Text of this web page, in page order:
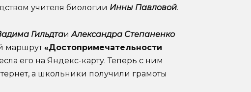
учителя биологии Инны Павловой.
Гильдтаи Александра Степаненко
маршрут«Достопримечательности
его на Яндекс-карту. Теперь с ним
а школьники получили грамоты